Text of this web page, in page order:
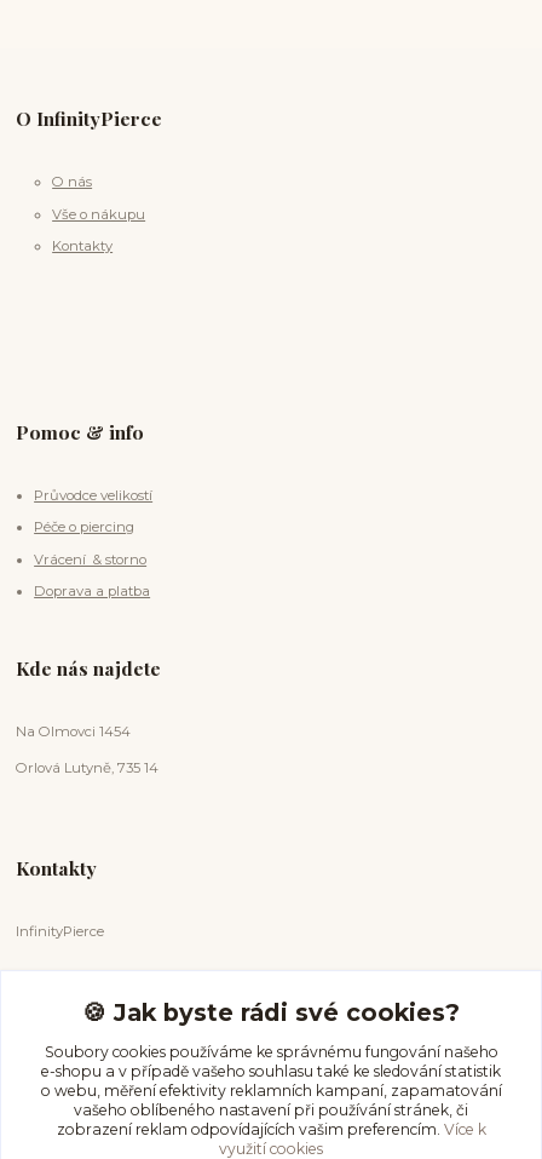
O InfinityPierce
O nás
Vše o nákupu
Kontakty
Pomoc & info
Průvodce velikostí
Péče o piercing
Vrácení & storno
Doprava a platba
Kde nás najdete
Na Olmovci 1454
Orlová Lutyně, 735 14
Kontakty
InfinityPierce
+420 731 681 038
(Po-Ne, 9-18 hod.)
info@infinitypierce.cz
🍪 Jak byste rádi své cookies?
Soubory cookies používáme ke správnému fungování našeho
e-shopu a v případě vašeho souhlasu také ke sledování statistik
o webu, měření efektivity reklamních kampaní, zapamatování
vašeho oblíbeného nastavení při používání stránek, či
zobrazení reklam odpovídajících vašim preferencím. Více k
využití cookies